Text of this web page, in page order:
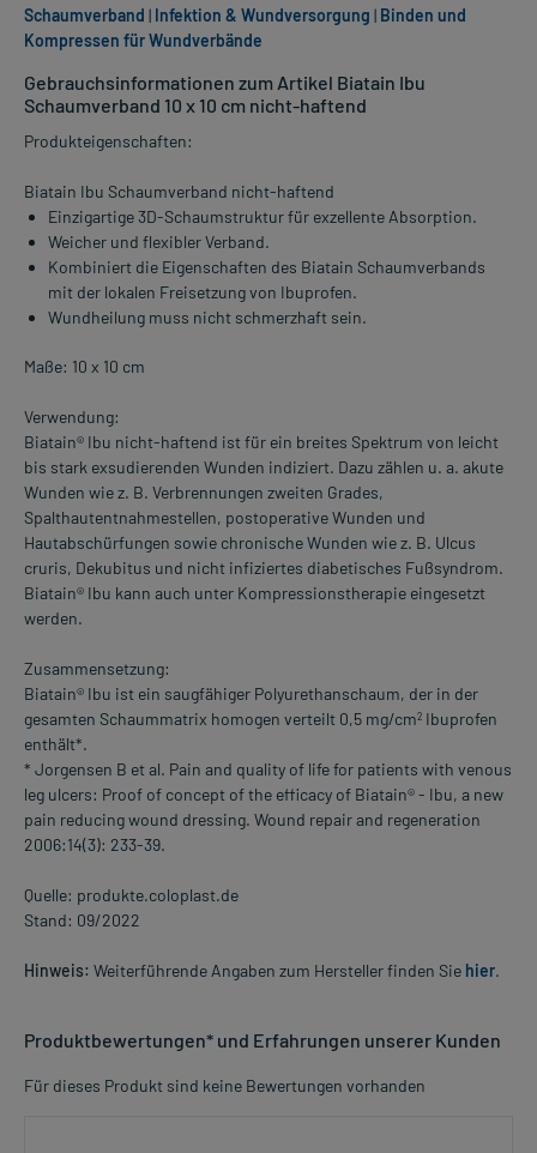
Gebrauchsinformationen zum Artikel Biatain Ibu
Schaumverband 10 x 10 cm nicht-haftend
Produkteigenschaften:
Biatain Ibu Schaumverband nicht-haftend
Einzigartige 3D-Schaumstruktur für exzellente Absorption.
Weicher und flexibler Verband.
Kombiniert die Eigenschaften des Biatain Schaumverbands
mit der lokalen Freisetzung von Ibuprofen.
Wundheilung muss nicht schmerzhaft sein.
Maße: 10 x 10 cm
Verwendung:
Biatain® Ibu nicht-haftend ist für ein breites Spektrum von leicht
bis stark exsudierenden Wunden indiziert. Dazu zählen u. a. akute
Wunden wie z. B. Verbrennungen zweiten Grades,
Spalthautentnahmestellen, postoperative Wunden und
Hautabschürfungen sowie chronische Wunden wie z. B. Ulcus
cruris, Dekubitus und nicht infiziertes diabetisches Fußsyndrom.
Biatain® Ibu kann auch unter Kompressionstherapie eingesetzt
werden.
Zusammensetzung:
Biatain® Ibu ist ein saugfähiger Polyurethanschaum, der in der
gesamten Schaummatrix homogen verteilt 0,5 mg/cm2 Ibuprofen
enthält*.
* Jorgensen B et al. Pain and quality of life for patients with venous
leg ulcers: Proof of concept of the efficacy of Biatain® - Ibu, a new
pain reducing wound dressing. Wound repair and regeneration
2006:14(3): 233-39.
Quelle: produkte.coloplast.de
Stand: 09/2022
Hinweis: Weiterführende Angaben zum Hersteller finden Sie hier.
Produktbewertungen* und Erfahrungen unserer Kunden
Für dieses Produkt sind keine Bewertungen vorhanden
Schaumverband | Infektion & Wundversorgung | Binden und
Kompressen für Wundverbände